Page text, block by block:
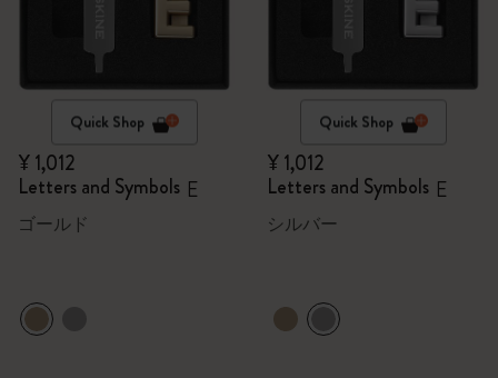
Quick Shop
¥ 1,012
Letters and Symbols E
ゴールド
Quick Shop
¥ 1,012
Letters and Symbols E
シルバー